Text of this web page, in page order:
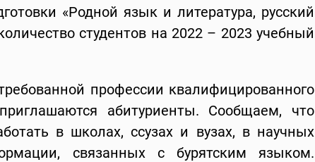
«Родной язык и литература, русский
студентов на 2022 – 2023 учебный
профессии квалифицированного
абитуриенты. Сообщаем, что
в школах, ссузах и вузах, в научных
связанных с бурятским языком.